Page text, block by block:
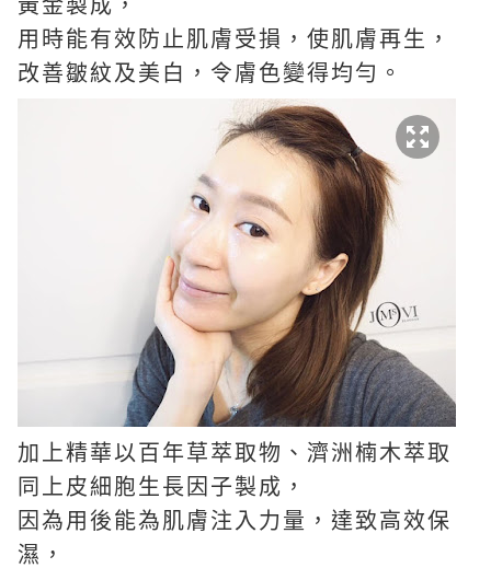
黃金製成，
用時能有效防止肌膚受損，使肌膚再生，
改善皺紋及美白，令膚色變得均勻。
加上精華以百年草萃取物、濟洲楠木萃取
同上皮細胞生長因子製成，
因為用後能為肌膚注入力量，達致高效保
濕，